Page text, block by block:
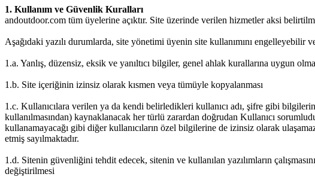
1. Kullanım ve Güvenlik Kuralları
andoutdoor.com tüm üyelerine açıktır. Site üzerinde verilen hizmetler aksi
Aşağıdaki yazılı durumlarda, site yönetimi üyenin site kullanımını engelleyebilir
1.a. Yanlış, düzensiz, eksik ve yanıltıcı bilgiler, genel ahlak kurallarına uygun
1.b. Site içeriğinin izinsiz olarak kısmen veya tümüyle kopyalanması
1.c. Kullanıcılara verilen ya da kendi belirledikleri kullanıcı adı, şifre gibi
kullanılmasından) kaynaklanacak her türlü zarardan doğrudan Kullanıcı
kullanamayacağı gibi diğer kullanıcıların özel bilgilerine de izinsiz olarak
etmiş sayılmaktadır.
1.d. Sitenin güvenliğini tehdit edecek, sitenin ve kullanılan yazılımların
değiştirilmesi